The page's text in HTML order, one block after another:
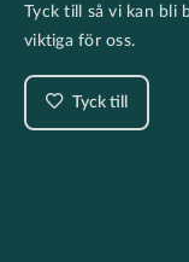
Tyck till så vi kan bli
viktiga för oss.
Tyck till